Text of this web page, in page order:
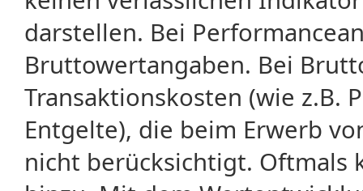
darstellen. Bei
Bruttowertangaben. Bei
Transaktionskosten (wie z.B.
Entgelte), die beim Erwerb
nicht berücksichtigt. Oftmals